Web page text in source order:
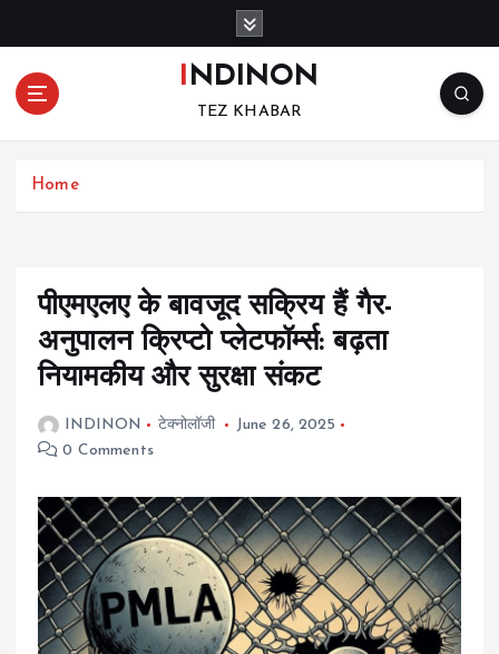
o
INDINON
TEZ KHABAR
Home
पीएमएलए के बावजूद सक्रिय हैं गैर-
अनुपालन क्रिप्टो प्लेटफॉर्म्स: बढ़ता
नियामकीय और सुरक्षा संकट
INDINON टेक्नोलॉजी
June 26, 2025
0 Comments